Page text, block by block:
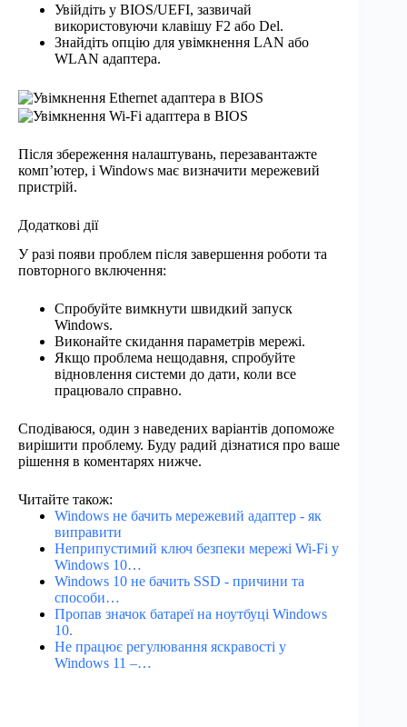
Увійдіть у BIOS/UEFI, зазвичай
використовуючи клавішу F2 або Del.
Знайдіть опцію для увімкнення LAN або
WLAN адаптера.
Після збереження налаштувань, перезавантажте
комп’ютер, і Windows має визначити мережевий
пристрій.
Додаткові дії
У разі появи проблем після завершення роботи та
повторного включення:
Спробуйте вимкнути швидкий запуск
Windows.
Виконайте скидання параметрів мережі.
Якщо проблема нещодавня, спробуйте
відновлення системи до дати, коли все
працювало справно.
Сподіваюся, один з наведених варіантів допоможе
вирішити проблему. Буду радий дізнатися про ваше
рішення в коментарях нижче.
Читайте також:
Windows не бачить мережевий адаптер - як
виправити
Неприпустимий ключ безпеки мережі Wi-Fi у
Windows 10…
Windows 10 не бачить SSD - причини та
способи…
Пропав значок батареї на ноутбуці Windows
10.
Не працює регулювання яскравості у
Windows 11 –…